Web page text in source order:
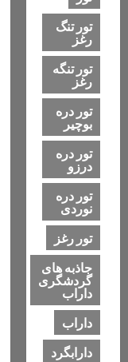
تور تنگ
رغز
تور تنگه
رغز
تور دره
بوچیر
تور دره
درزو
تور دره
نوردی
تور رغز
جاذبه های
گردشگری
داراب
داراب
دارابگرد